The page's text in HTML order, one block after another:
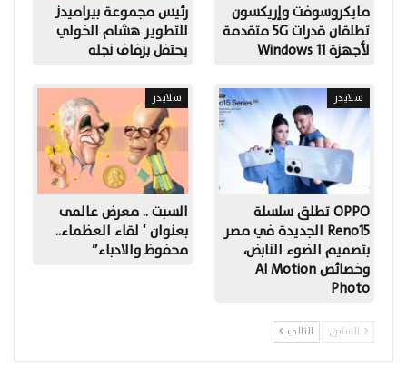
مايكروسوفت وإريكسون
تطلقان قدرات 5G متقدمة
لأجهزة Windows 11
رئيس مجموعة بيراميدز
للتطوير هشام الخولي
يحتفل بزفاف نجله
سلايدر
OPPO تطلق سلسلة
Reno15 الجديدة في مصر
بتصميم الضوء النابض،
وخصائص AI Motion
Photo
سلايدر
السبت .. معرض عالمى
بعنوان ‘ لقاء العظماء..
محفوظ والادباء”
السابق التالي